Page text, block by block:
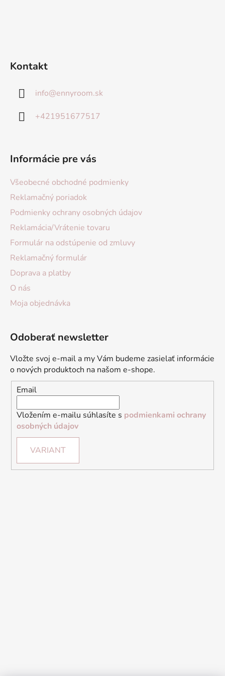
Kontakt
info@ennyroom.sk
+421951677517
Informácie pre vás
Všeobecné obchodné podmienky
Reklamačný poriadok
Podmienky ochrany osobných údajov
Reklamácia/Vrátenie tovaru
Formulár na odstúpenie od zmluvy
Reklamačný formulár
Doprava a platby
O nás
Moja objednávka
Odoberať newsletter
Vložte svoj e-mail a my Vám budeme zasielať informácie
o nových produktoch na našom e-shope.
Email
Vložením e-mailu súhlasíte s podmienkami ochrany
osobných údajov
VARIANT